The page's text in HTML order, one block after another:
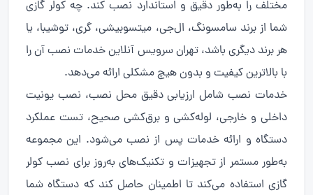
مختلف را به‌طور دقیق و استاندارد نصب کند. چه کولر گازی
شما از برند سامسونگ، ال‌جی، میتسوبیشی، گری، توشیبا، یا
هر برند دیگری باشد، تهران سرویس آنلاین خدمات نصب آن را
با بالاترین کیفیت و بدون هیچ مشکلی ارائه می‌دهد.
خدمات نصب شامل ارزیابی دقیق محل نصب، نصب یونیت
داخلی و خارجی، لوله‌کشی و برق‌کشی صحیح، تست عملکرد
دستگاه و ارائه خدمات پس از نصب می‌شود. این مجموعه
به‌طور مستمر از تجهیزات و تکنیک‌های به‌روز برای نصب کولر
گازی استفاده می‌کند تا اطمینان حاصل کند که دستگاه شما